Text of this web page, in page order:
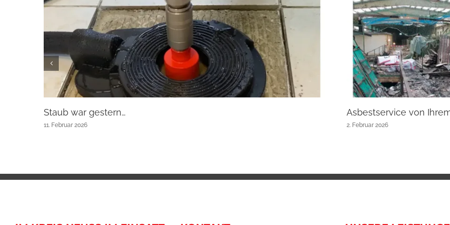
Staub war gestern…
11. Februar 2026
Asbestservice von
2. Februar 2026